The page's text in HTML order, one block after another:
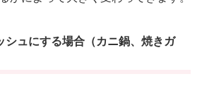
シュにする場合（カニ鍋、焼きガ